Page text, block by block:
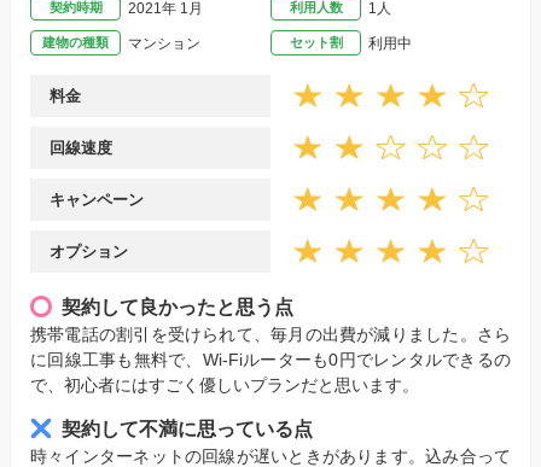
契約時期 2021年 1月 利用人数 1人
建物の種類 マンション セット割 利用中
料金
回線速度
キャンペーン
オプション
契約して良かったと思う点
携帯電話の割引を受けられて、毎月の出費が減りました。さら
に回線工事も無料で、Wi-Fiルーターも0円でレンタルできるの
で、初心者にはすごく優しいプランだと思います。
契約して不満に思っている点
時々インターネットの回線が遅いときがあります。込み合って